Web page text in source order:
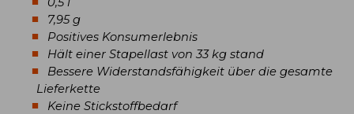
7,95 g
Positives Konsumerlebnis
Hält einer Stapellast von 33 kg stand
Bessere Widerstandsfähigkeit über die gesamte
Lieferkette
Keine Stickstoffbedarf